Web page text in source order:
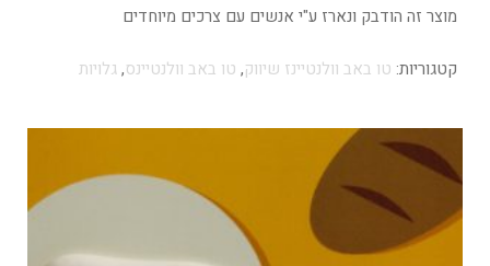
מוצר זה הודבק ונארז ע"י אנשים עם צרכים מיוחדים
קטגוריות: טו באב וולנטיינז שיווק, טו באב וולנטיינס,גלויות